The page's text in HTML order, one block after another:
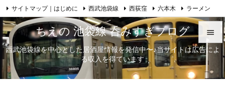
ちえの 池袋線 呑みすぎブログ
西武池袋線を中心とした居酒屋情報を発信中〜♪当サイトは広告によ
る収入を得ています


メニュ

サイトマップ｜はじめに 西武池袋線 西荻窪 六本木 ラーメン
日本酒 歌舞伎 自己紹介 RSS Feedly